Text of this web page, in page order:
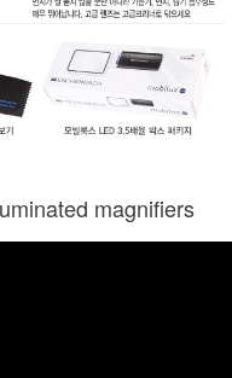
magnifiers